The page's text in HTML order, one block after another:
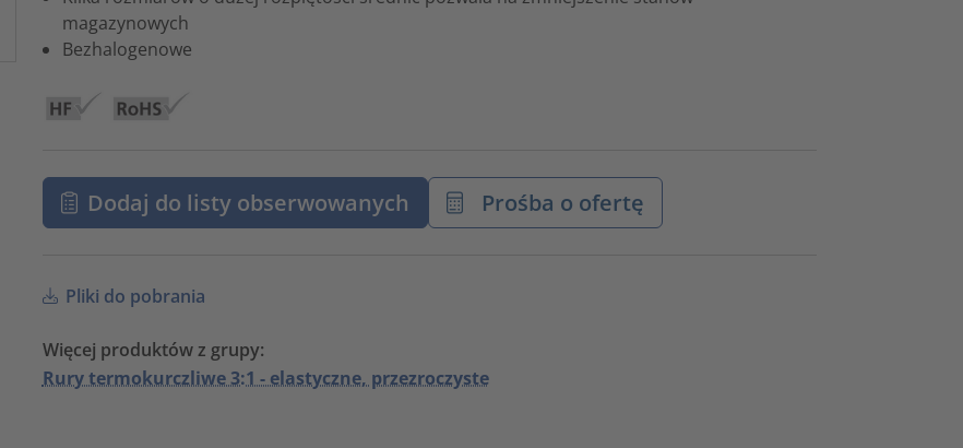
magazynowych
Bezhalogenowe
Dodaj do listy obserwowanych Prośba o ofertę
Pliki do pobrania
Więcej produktów z grupy:
Rury termokurczliwe 3:1 - elastyczne, przezroczyste